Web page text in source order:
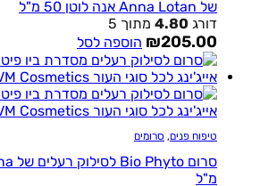
4.80מתוך 5
₪205.00 הוספה לסל
טיפוח פנים, סרומים